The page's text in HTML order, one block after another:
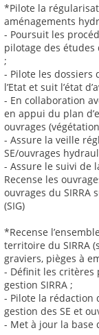
*Pilote la
aménagements
- Poursuit les
pilotage des
;
- Pilote les dossiers
l’Etat et suit l’état
- En collaboration
en appui du plan
ouvrages
- Assure la veille
SE/ouvrages
- Assure le suivi de
Recense les
ouvrages du SIRRA
(SIG)
*Recense
territoire du SIRRA
graviers, pièges à
- Définit les
gestion SIRRA ;
- Pilote la rédaction
gestion des SE et
- Met à jour la base